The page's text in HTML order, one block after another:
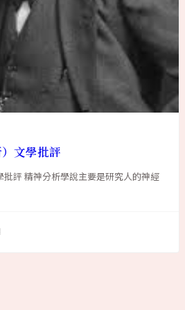
文學批評
評 精神分析學說主要是研究人的神經